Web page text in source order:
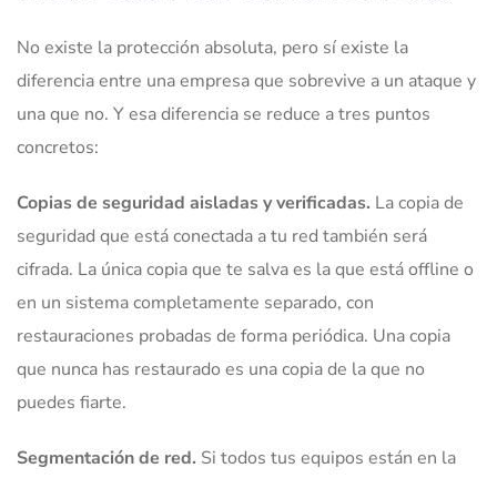
No existe la protección absoluta, pero sí existe la
diferencia entre una empresa que sobrevive a un ataque y
una que no. Y esa diferencia se reduce a tres puntos
concretos:
Copias de seguridad aisladas y verificadas. La copia de
seguridad que está conectada a tu red también será
cifrada. La única copia que te salva es la que está offline o
en un sistema completamente separado, con
restauraciones probadas de forma periódica. Una copia
que nunca has restaurado es una copia de la que no
puedes fiarte.
Segmentación de red. Si todos tus equipos están en la